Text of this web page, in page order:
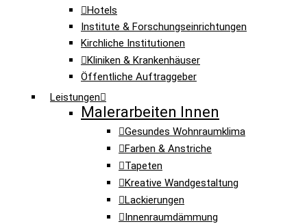
Hotels
Institute & Forschungseinrichtungen
Kirchliche Institutionen
Kliniken & Krankenhäuser
Öffentliche Auftraggeber
Leistungen
Malerarbeiten Innen
Gesundes Wohnraumklima
Farben & Anstriche
Tapeten
Kreative Wandgestaltung
Lackierungen
Innenraumdämmung